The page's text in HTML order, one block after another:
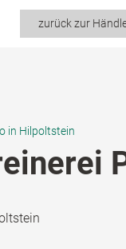
zurück zur
in Hilpoltstein